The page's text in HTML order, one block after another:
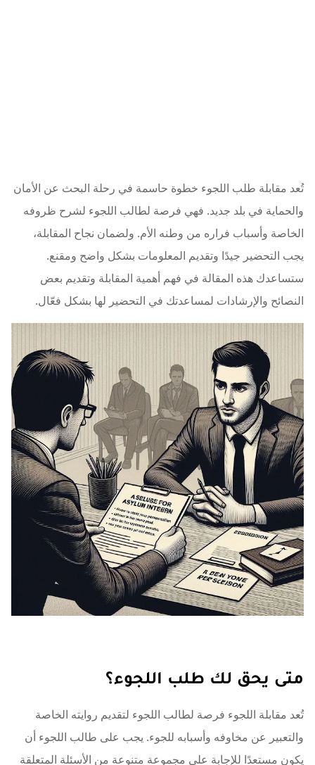
تُعد مقابلة طلب اللجوء خطوة حاسمة في رحلة البحث عن الأمان
والحماية في بلد جديد. فهي فرصة لطالب اللجوء لشرح ظروفه
الخاصة وأسباب فراره من وطنه الأم. ولضمان نجاح المقابلة،
يجب التحضير جيدًا وتقديم المعلومات بشكل واضح ومقنع.
ستساعدك هذه المقالة في فهم أهمية المقابلة وتقديم بعض
النصائح والإرشادات لمساعدتك في التحضير لها بشكل فعّال.
متى يحق لك طلب اللجوء؟
تُعد مقابلة اللجوء فرصة لطالب اللجوء لتقديم روايته الخاصة
والتعبير عن مخاوفه وأسبابه للجوء. يجب على طالب اللجوء أن
يكون مستعدًا للإجابة على مجموعة متنوعة من الأسئلة المتعلقة